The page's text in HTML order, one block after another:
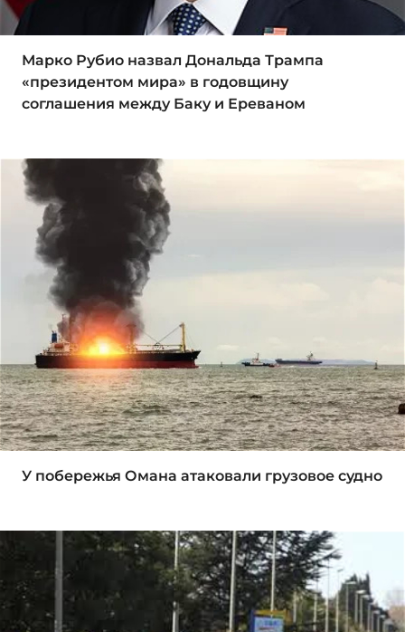
Марко Рубио назвал Дональда Трампа
«президентом мира» в годовщину
соглашения между Баку и Ереваном
У побережья Омана атаковали грузовое судно